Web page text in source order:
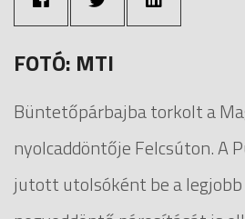
FOTÓ: MTI
Büntetőpárbajba torkolt a
nyolcaddöntője Felcsúton. A
jutott utolsóként be a legjobb